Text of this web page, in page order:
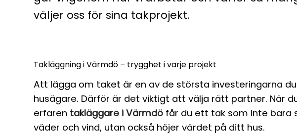
väljer oss för sina takprojekt.
Takläggning i Värmdö – trygghet i varje projekt
Att lägga om taket är en av de största investeringarna
husägare. Därför är det viktigt att välja rätt partner. När
erfaren takläggare i Värmdö får du ett tak som inte bara
väder och vind, utan också höjer värdet på ditt hus.